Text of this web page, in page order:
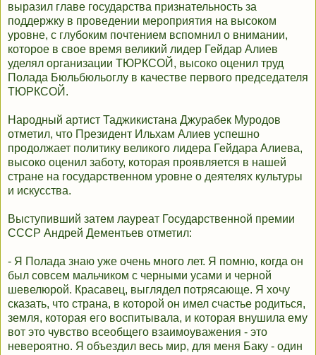
выразил главе государства признательность за
поддержку в проведении мероприятия на высоком
уровне, с глубоким почтением вспомнил о внимании,
которое в свое время великий лидер Гейдар Алиев
уделял организации ТЮРКСОЙ, высоко оценил труд
Полада Бюльбюльоглу в качестве первого председателя
ТЮРКСОЙ.
Народный артист Таджикистана Джурабек Муродов
отметил, что Президент Ильхам Алиев успешно
продолжает политику великого лидера Гейдара Алиева,
высоко оценил заботу, которая проявляется в нашей
стране на государственном уровне о деятелях культуры
и искусства.
Выступивший затем лауреат Государственной премии
СССР Андрей Дементьев отметил:
- Я Полада знаю уже очень много лет. Я помню, когда он
был совсем мальчиком с черными усами и черной
шевелюрой. Красавец, выглядел потрясающе. Я хочу
сказать, что страна, в которой он имел счастье родиться,
земля, которая его воспитывала, и которая внушила ему
вот это чувство всеобщего взаимоуважения - это
невероятно. Я объездил весь мир, для меня Баку - один